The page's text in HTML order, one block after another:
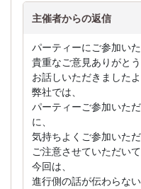
主催者からの返信
パーティーにご参加い
貴重なご意見ありがとう
お話しいただきましたよ
弊社では、
パーティーご参加いた
に、
気持ちよくご参加いただ
ご注意させていただいて
今回は、
進行側の話が伝わらな